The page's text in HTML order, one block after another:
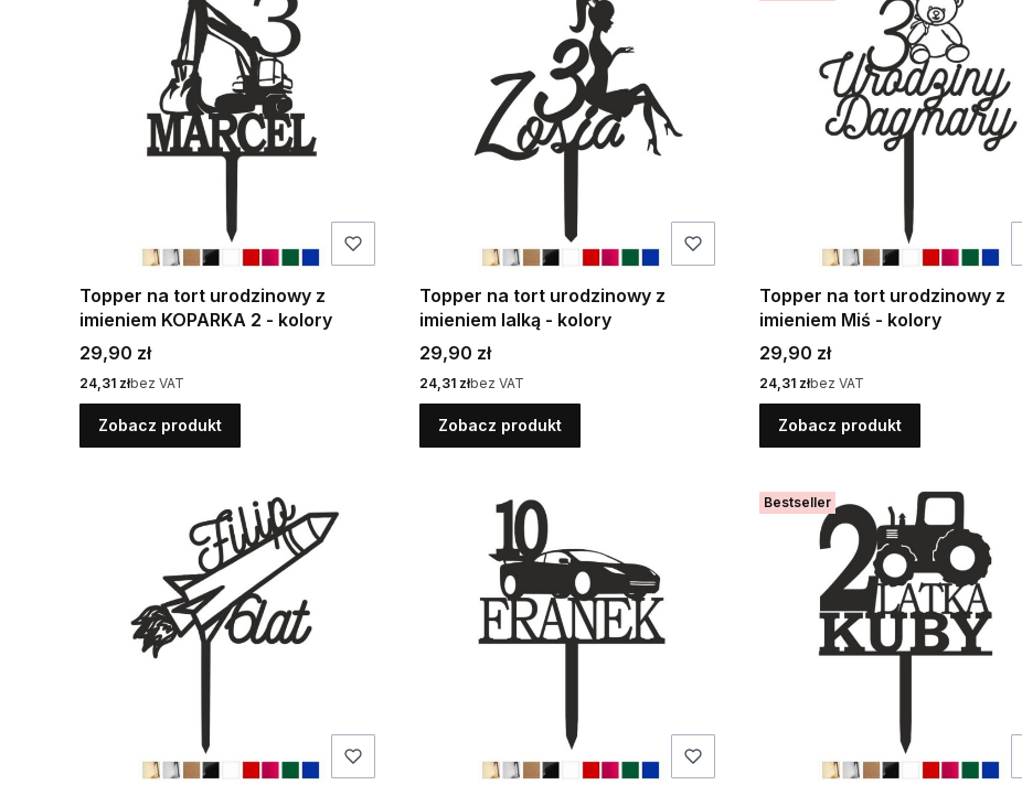
Topper na tort urodzinowy z
imieniem KOPARKA 2 - kolory
Cena
29,90 zł
Cena
24,31 złbez VAT
Zobacz produkt
Topper na tort urodzinowy z
imieniem lalką - kolory
Cena
29,90 zł
Cena
24,31 złbez VAT
Zobacz produkt
Topper na tort urodzinowy z
imieniem Miś - kolory
Cena
29,90 zł
Cena
24,31 złbez VAT
Zobacz produkt
Bestseller